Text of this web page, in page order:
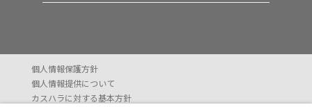
個人情報保護方針
個人情報提供について
カスハラに対する基本方針